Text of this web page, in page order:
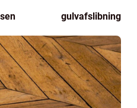
gulvafslibning